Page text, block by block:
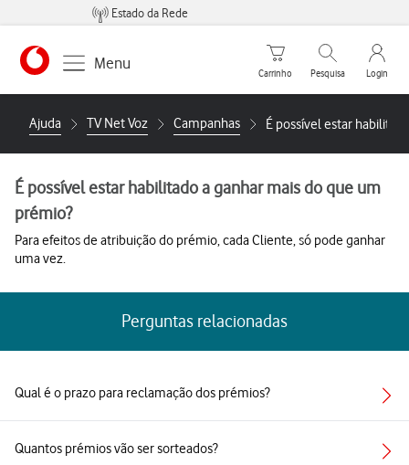
Estado da Rede
https://www.vodafone.pt
Menu
Carrinho de compras
Carrinho
Pesquisar
Pesquisa
My
Login
Ajuda TV Net Voz Campanhas É possível estar
É possível estar habilitado a ganhar mais do que um
prémio?
Para efeitos de atribuição do prémio, cada Cliente, só pode ganhar
uma vez.
Perguntas relacionadas
Qual é o prazo para reclamação dos prémios?
Quantos prémios vão ser sorteados?